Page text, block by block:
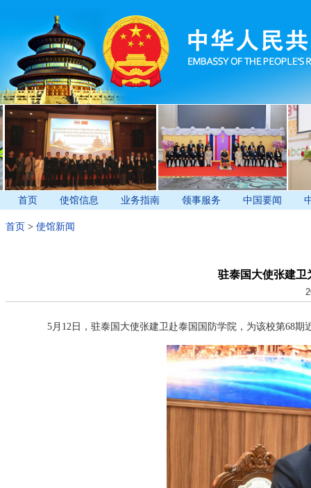
首页 使馆信息 业务指南 领事服务 中国要闻
首页 > 使馆新闻
驻泰国大使张建卫
5月12日，驻泰国大使张建卫赴泰国国防学院，为该校第68期